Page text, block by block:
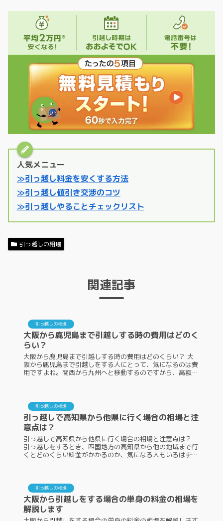
人気メニュー
≫引っ越し料金を安くする方法
≫引っ越し値引き交渉のコツ
≫引っ越しやることチェックリスト
引っ越しの相場
関連記事
引っ越しの相場
大阪から鹿児島まで引越しする時の費用はどのく
らい？
大阪から鹿児島まで引越しする時の費用はどのくらい？ 大
阪から鹿児島まで引越しをする人にとって、気になるのは費
用ですよね。関西から九州へと移動するのですから、高額に
引っ越しの相場
引っ越しで高知県から他県に行く場合の相場と注
意点は？
引っ越しで高知県から他県に行く場合の相場と注意点は？
引っ越しをするとき、四国地方の高知県から他の地域まで行
くとどのくらい料金がかかるのか、気になる人もいるはずで
引っ越しの相場
大阪から引越しをする場合の単身の料金の相場を
解説します